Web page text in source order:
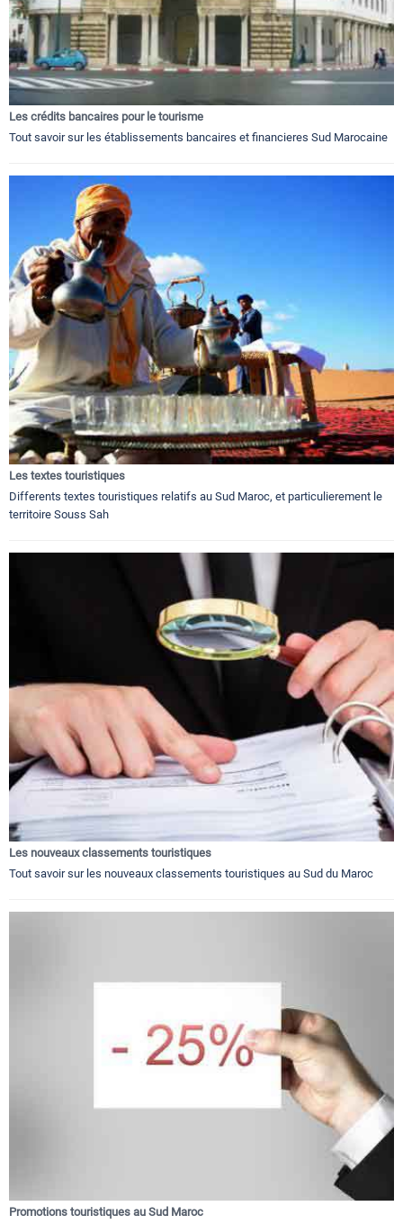
Les crédits bancaires pour le tourisme
Tout savoir sur les établissements bancaires et financieres Sud Marocaine
Les textes touristiques
Differents textes touristiques relatifs au Sud Maroc, et particulierement le
territoire Souss Sah
Les nouveaux classements touristiques
Tout savoir sur les nouveaux classements touristiques au Sud du Maroc
Promotions touristiques au Sud Maroc